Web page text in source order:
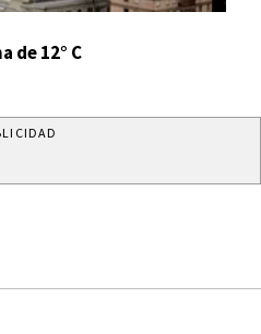
de 12° C